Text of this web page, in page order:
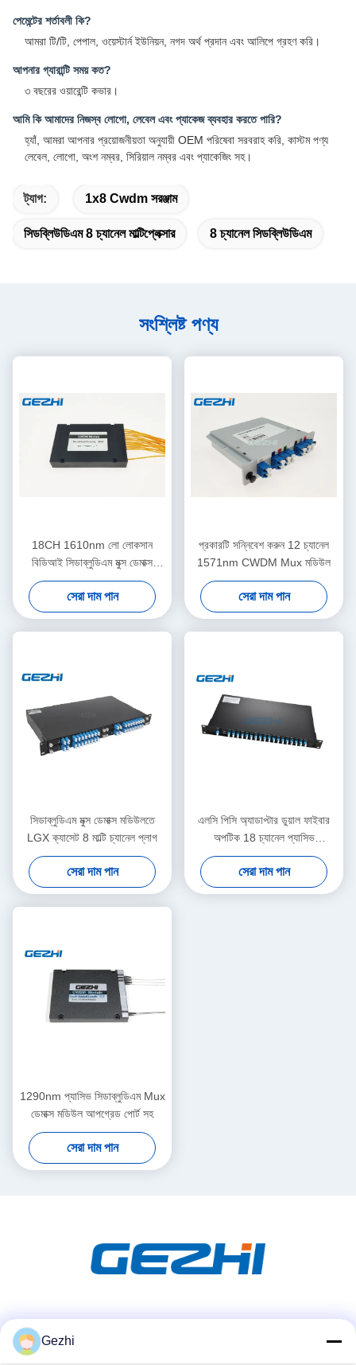
পেমেন্টের শর্তাবলী কি?
আমরা টি/টি, পেপাল, ওয়েস্টার্ন ইউনিয়ন, নগদ অর্থ প্রদান এবং আলিপে গ্রহণ করি।
আপনার গ্যারান্টি সময় কত?
৩ বছরের ওয়ারেন্টি কভার।
আমি কি আমাদের নিজস্ব লোগো, লেবেল এবং প্যাকেজ ব্যবহার করতে পারি?
হ্যাঁ, আমরা আপনার প্রয়োজনীয়তা অনুযায়ী OEM পরিষেবা সরবরাহ করি, কাস্টম পণ্য
লেবেল, লোগো, অংশ নম্বর, সিরিয়াল নম্বর এবং প্যাকেজিং সহ।
ট্যাগ: 1x8 Cwdm সরঞ্জাম
সিডব্লিউডিএম 8 চ্যানেল মাল্টিপ্লেক্সার 8 চ্যানেল সিডব্লিউডিএম
সংশ্লিষ্ট পণ্য
18CH 1610nm লো লোকসান
বিডিআই সিডাব্লুডিএম মুক্স ডেমাক্স
মডিউল
সেরা দাম পান
প্রকারটি সন্নিবেশ করুন 12 চ্যানেল
1571nm CWDM Mux মডিউল
সেরা দাম পান
সিডাব্লুডিএম মুক্স ডেমাক্স মডিউলতে
LGX ক্যাসেট 8 মাল্টি চ্যানেল প্লাগ
সেরা দাম পান
এলসি পিসি অ্যাডাপ্টার ডুয়াল ফাইবার
অপটিক 18 চ্যানেল প্যাসিভ
সিডাব্লুডিএম
সেরা দাম পান
1290nm প্যাসিভ সিডাব্লুডিএম Mux
ডেমাক্স মডিউল আপগ্রেড পোর্ট সহ
সেরা দাম পান
Gezhi